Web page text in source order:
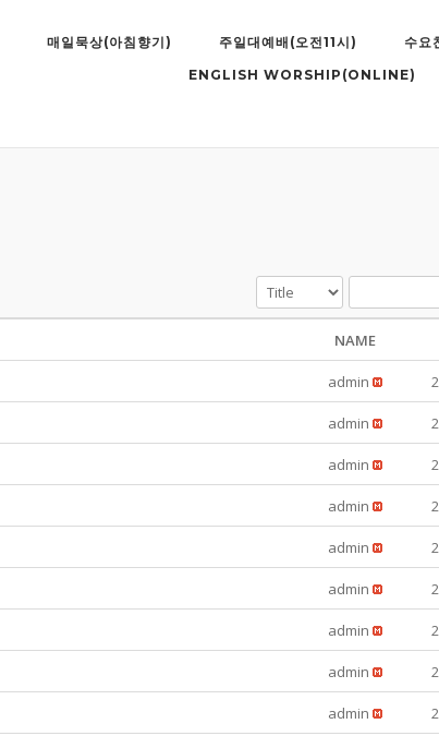
매일묵상(아침향기) 주일대예배(오전11시)
수요
ENGLISH WORSHIP(ONLINE)
NAME
admin
admin
admin
admin
admin
admin
admin
admin
admin